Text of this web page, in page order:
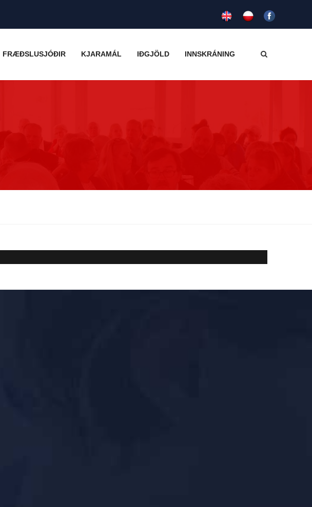
FRÆÐSLUSJÓÐIR KJARAMÁL IÐGJÖLD INNSKRÁNING